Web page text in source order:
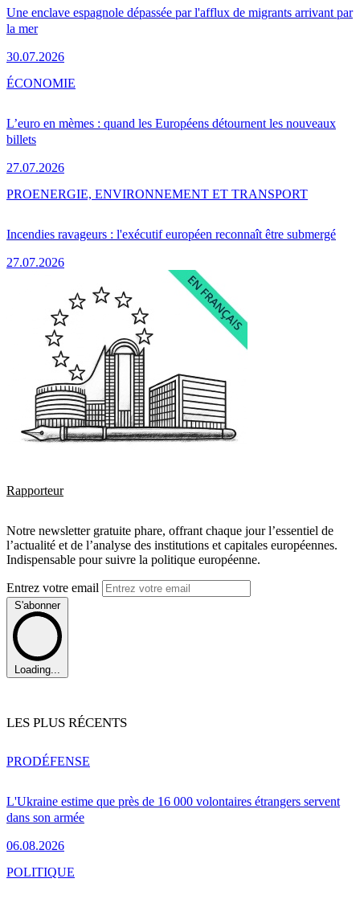
Une enclave espagnole dépassée par l'afflux de migrants arrivant par
la mer
30.07.2026
L’euro en mèmes : quand les Européens détournent les nouveaux
billets
27.07.2026
ÉCONOMIE
Incendies ravageurs : l'exécutif européen reconnaît être submergé
27.07.2026
PROENERGIE, ENVIRONNEMENT ET TRANSPORT
Rapporteur
Notre newsletter gratuite phare, offrant chaque jour l’essentiel de
l’actualité et de l’analyse des institutions et capitales européennes.
Indispensable pour suivre la politique européenne.
Entrez votre email
S'abonner
Loading...
LES PLUS RÉCENTS
L'Ukraine estime que près de 16 000 volontaires étrangers servent
dans son armée
06.08.2026
PRODÉFENSE
POLITIQUE